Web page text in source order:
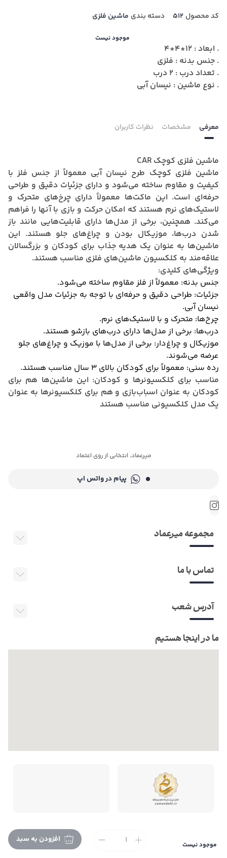
کد محصول 512 دسته بندی ماشین فلزی
موجود نیست
. ابعاد : 12*4*4
. جنس بدنه : فلزی
. تعداد درب : 2 درب
. نوع ماشین : نیسان آبی
موجود نیست
افزودن به سبد
معرفی مشخصات نظرات کاربران
ماشین فلزی کوچک CAR
ماشین فلزی کوچک طرح نیسان آبی معمولاً از جنس فلز با
کیفیت و مقاوم ساخته می‌شود و دارای جزئیات دقیق و طراحی
حرفه‌ای است. این ماکت‌ها معمولاً دارای چرخ‌های متحرک و
لاستیک‌های نرم هستند که امکان حرکت و بازی با آنها را فراهم
می‌کند. همچنین، برخی از مدل‌ها دارای قابلیت‌هایی مانند باز
شدن درب‌ها، موزیکال بودن و چراغ‌های جلو هستند. این
ماشین‌ها به عنوان یک هدیه جذاب برای کودکان و بزرگسالان
علاقه‌مند به کلکسیون ماشین‌های فلزی مناسب هستند.
ویژگی‌های کلیدی:
جنس بدنه: معمولاً از فلز مقاوم ساخته می‌شود.
جزئیات: طراحی دقیق و حرفه‌ای با توجه به جزئیات مدل واقعی
نیسان آبی.
چرخ‌ها: متحرک و با لاستیک‌های نرم.
درب‌ها: برخی از مدل‌ها دارای درب‌های بازشو هستند.
موزیکال و چراغ‌دار: برخی از مدل‌ها با موزیک و چراغ‌های جلو
عرضه می‌شوند.
رده سنی: معمولاً برای کودکان بالای 3 سال مناسب هستند.
مناسب برای کلکسیونرها و کودکان: این ماشین‌ها هم برای
کودکان به عنوان اسباب‌بازی و هم برای کلکسیونرها به عنوان
یک مدل کلکسیونی مناسب هستند
میرعماد، انتخابی از روی اعتماد
پیام در واتس اپ
مجموعه میرعماد
تماس با ما
آدرس شعب
ما در اینجا هستیم
تمام حقوق این فروشگاه متعلق به می باشد. |طراحی و